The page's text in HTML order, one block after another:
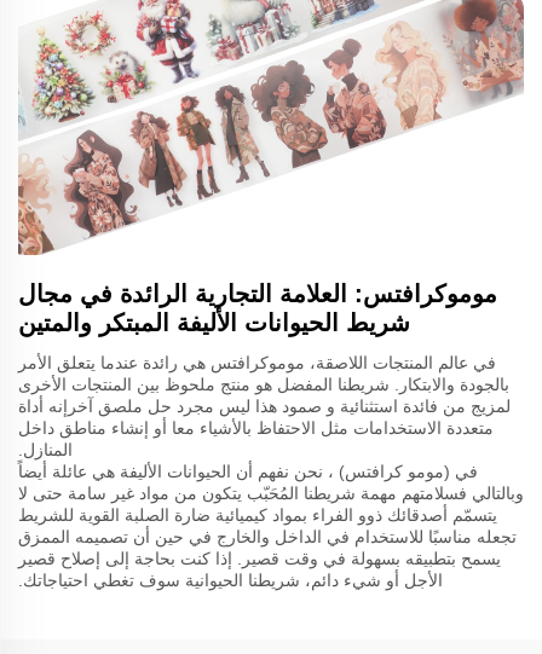
موموكرافتس: العلامة التجارية الرائدة في مجال
شريط الحيوانات الأليفة المبتكر والمتين
في عالم المنتجات اللاصقة، موموكرافتس هي رائدة عندما يتعلق الأمر
بالجودة والابتكار. شريطنا المفضل هو منتج ملحوظ بين المنتجات الأخرى
لمزيج من فائدة استثنائية و صمود هذا ليس مجرد حل ملصق آخرإنه أداة
متعددة الاستخدامات مثل الاحتفاظ بالأشياء معا أو إنشاء مناطق داخل
المنازل.
في (مومو كرافتس) ، نحن نفهم أن الحيوانات الأليفة هي عائلة أيضاً
وبالتالي فسلامتهم مهمة شريطنا المُحَبّب يتكون من مواد غير سامة حتى لا
يتسمّم أصدقائك ذوو الفراء بمواد كيميائية ضارة الصلبة القوية للشريط
تجعله مناسبًا للاستخدام في الداخل والخارج في حين أن تصميمه الممزق
يسمح بتطبيقه بسهولة في وقت قصير. إذا كنت بحاجة إلى إصلاح قصير
الأجل أو شيء دائم، شريطنا الحيوانية سوف تغطي احتياجاتك.